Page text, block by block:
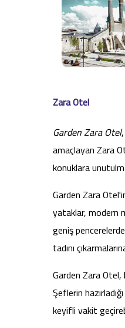
Zara Otel
Garden Zara Otel
amaçlayan Zara
konuklara
Garden Zara
yataklar, modern
geniş
tadını
Garden Zara
Şeflerin
keyifli vakit